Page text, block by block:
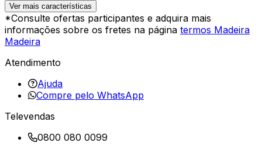
Ver mais características
*Consulte ofertas participantes e adquira mais
informações sobre os fretes na página termos Madeira
Madeira
Atendimento
Ajuda
Compre pelo WhatsApp
Televendas
0800 080 0099